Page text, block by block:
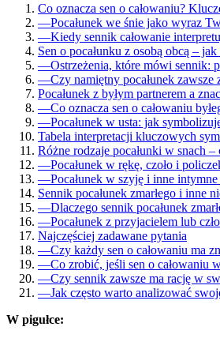
Co oznacza sen o całowaniu?
—Pocałunek we śnie jako wyraz
—Kiedy sennik całowanie
Sen o pocałunku z osobą obcą –
—Ostrzeżenia, które mówi sennik:
—Czy namiętny pocałunek zawsze
Pocałunek z byłym partnerem a
—Co oznacza sen o całowaniu
—Pocałunek w usta: jak
Tabela interpretacji kluczowych
Różne rodzaje pocałunki w snach
—Pocałunek w rękę, czoło i
—Pocałunek w szyję i inne
Sennik pocałunek zmarłego i inne
—Dlaczego sennik pocałunek
—Pocałunek z przyjacielem lub
Najczęściej zadawane pytania
—Czy każdy sen o całowaniu ma
—Co zrobić, jeśli sen o całowaniu
—Czy sennik zawsze ma rację w
—Jak często warto analizować
W pigułce: